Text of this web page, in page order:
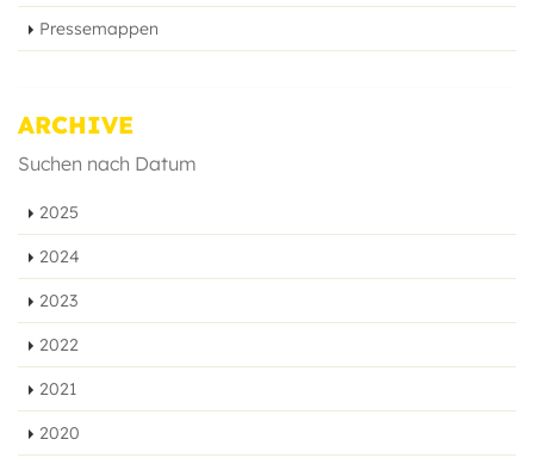
Pressemappen
ARCHIVE
Suchen nach Datum
2025
2024
2023
2022
2021
2020